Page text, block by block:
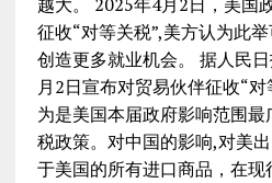
征收“对等关税”,美方认为此
创造更多就业机会。 据人民
月2日宣布对贸易伙伴征收“
为是美国本届政府影响范围
税政策。对中国的影响,对美
于美国的所有进口商品，在